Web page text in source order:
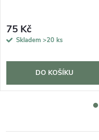
75 Kč
Skladem >20 ks
DO KOŠÍKU